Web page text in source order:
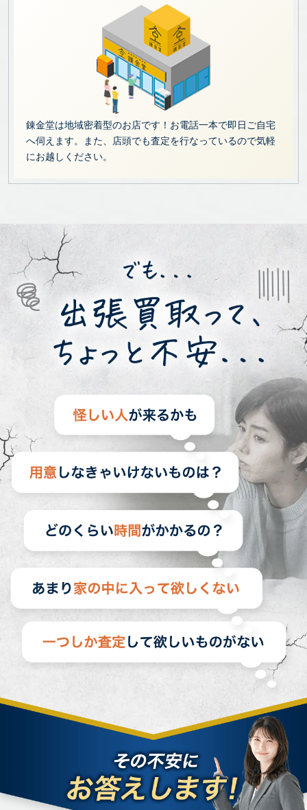
錬金堂は地域密着型のお店です！お電話一本で即日ご自宅
へ伺えます。また、店頭でも査定を行なっているので気軽
にお越しください。